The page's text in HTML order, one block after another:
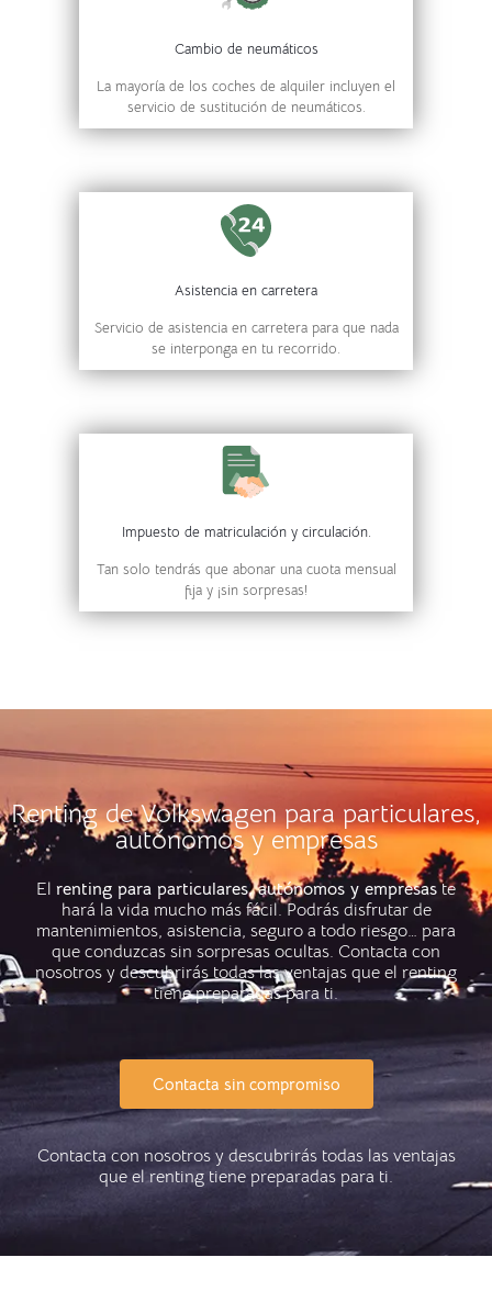
Cambio de neumáticos
La mayoría de los coches de alquiler incluyen el
servicio de sustitución de neumáticos.
Asistencia en carretera
Servicio de asistencia en carretera para que nada
se interponga en tu recorrido.
Impuesto de matriculación y circulación.
Tan solo tendrás que abonar una cuota mensual
fija y ¡sin sorpresas!
Renting de Volkswagen para particulares,
autónomos y empresas
El renting para particulares, autónomos y empresaste
hará la vida mucho más fácil. Podrás disfrutar de
mantenimientos, asistencia, seguro a todo riesgo… para
que conduzcas sin sorpresas ocultas. Contacta con
nosotros y descubrirás todas las ventajas que el renting
tiene preparadas para ti.
Contacta sin compromiso
Contacta con nosotros y descubrirás todas las ventajas
que el renting tiene preparadas para ti.